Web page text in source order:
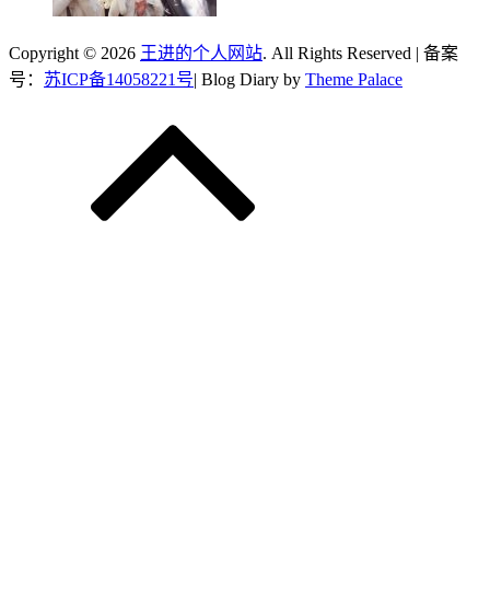
Copyright © 2026 王进的个人网站. All Rights Reserved | 备案
号： 苏ICP备14058221号| Blog Diary by Theme Palace